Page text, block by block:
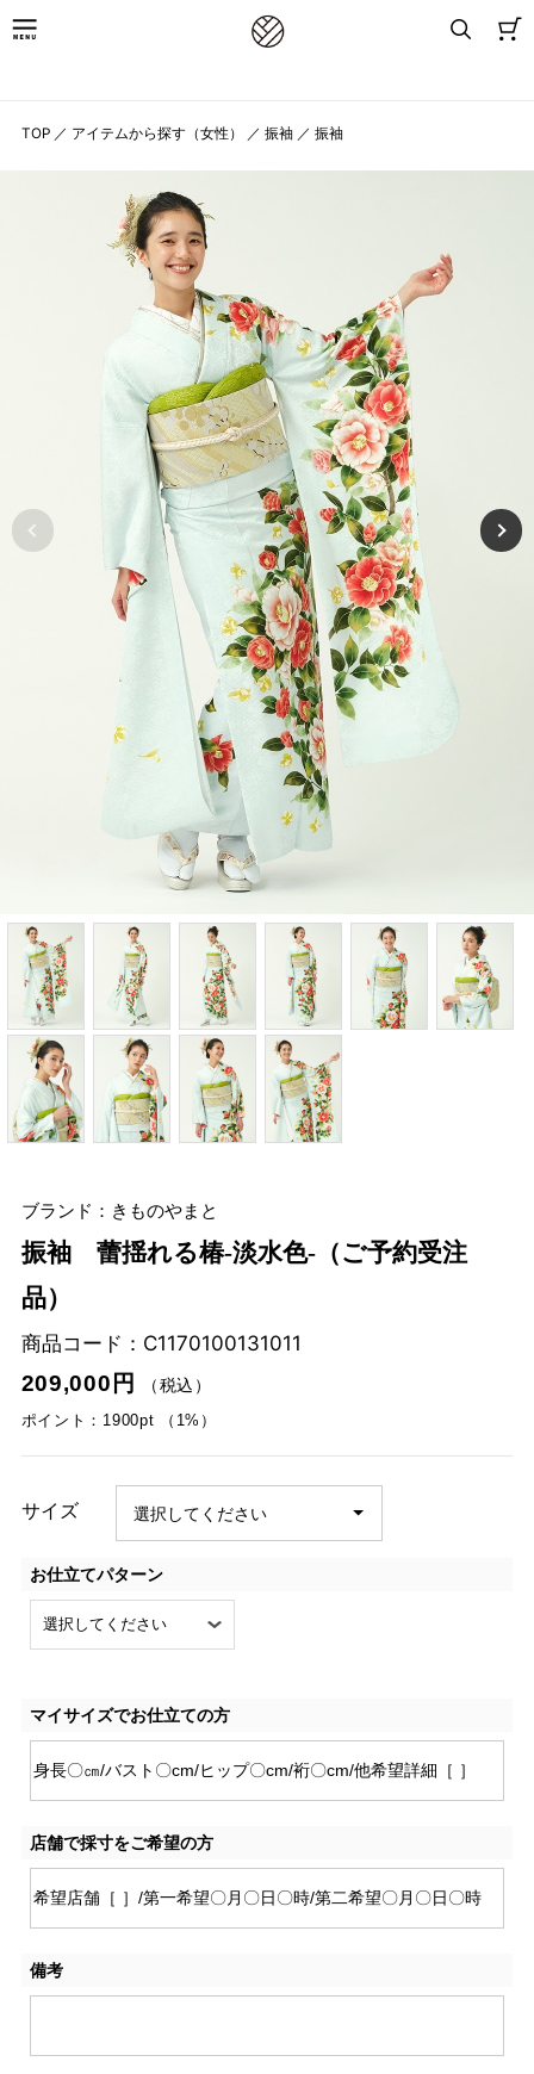
TOP ／ アイテムから探す（女性） ／ 振袖 ／ 振袖
ブランド：きものやまと
振袖 蕾揺れる椿-淡水色-（ご予約受注
品）
商品コード： C1170100131011
209,000円
（税込）
ポイント：1900pt （1%）
サイズ
お仕立てパターン
マイサイズでお仕立ての方
店舗で採寸をご希望の方
備考